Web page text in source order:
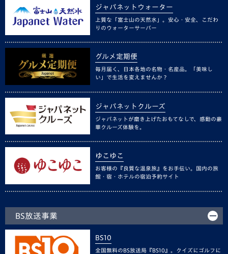
ジャパネットウォーター
上質な「富士山の天然水」。安心・安全、こだわ
りのウォーターサーバー
グルメ定期便
毎月届く、日本各地の名物・名産品。「美味し
い」で生活を変えませんか？
ジャパネットクルーズ
ジャパネットが磨き上げたおもてなしで、感動の豪
華クルーズ体験を。
ゆこゆこ
お客様の『良質な温泉旅』をお手伝い。国内の旅
館・宿・ホテルの宿泊予約サイト
BS放送事業
BS10
全国無料のBS放送局『BS10』。クイズにゴルフに